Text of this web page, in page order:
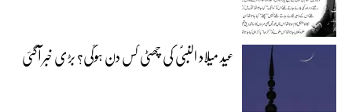
عید میلاد النبیؐ کی چھٹی کس دن ہوگی؟ بڑی خبر آگئی